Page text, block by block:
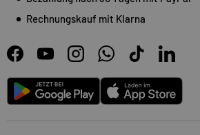
Rechnungskauf mit Klarna
FacebookYouTubeInstagramWhatsAppTikTokLinkedIn
Android App Store